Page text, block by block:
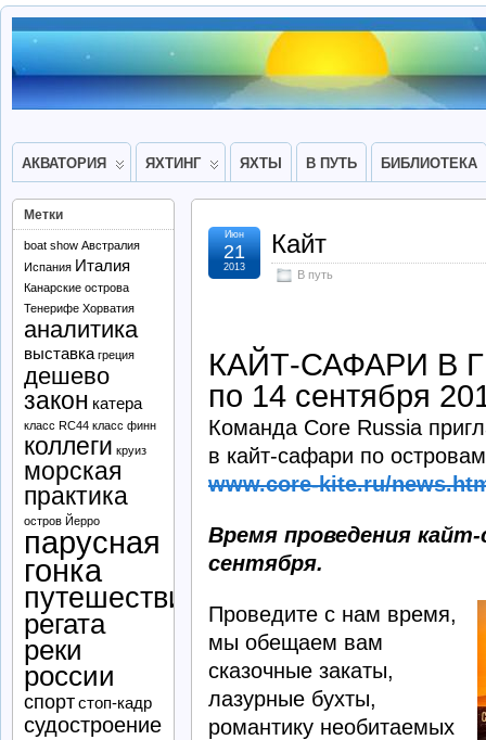
АКВАТОРИЯ ЯХТИНГ ЯХТЫ В ПУТЬ БИБЛИОТЕКА
Кайт
В путь
Июн
21
2013
КАЙТ-САФАРИ В
по 14 сентября
Команда Core Russia
в кайт-сафари по
www.core-kite.ru/
Время проведения
сентября.
Проведите с нам время,
мы обещаем вам
сказочные закаты,
лазурные бухты,
романтику необитаемых
Метки
boat show Австралия
Испания Италия
Канарские острова
Тенерифе Хорватия
аналитика
выставка греция
дешево
закон катера
класс RC44 класс финн
коллеги круиз
морская
практика
остров Йерро
парусная
гонка
путешествие
регата
реки
россии
спортстоп-кадр
судостроение